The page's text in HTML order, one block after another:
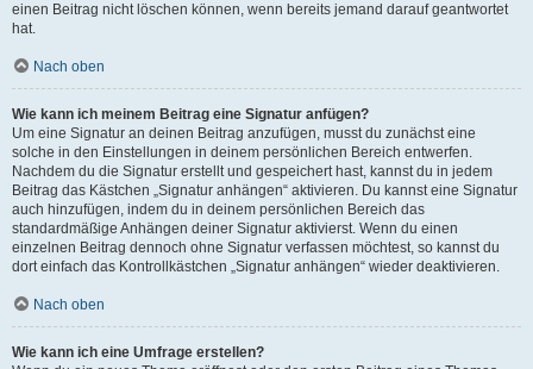
einen Beitrag nicht löschen können, wenn bereits jemand darauf geantwortet
hat.
Nach oben
Wie kann ich meinem Beitrag eine Signatur anfügen?
Um eine Signatur an deinen Beitrag anzufügen, musst du zunächst eine
solche in den Einstellungen in deinem persönlichen Bereich entwerfen.
Nachdem du die Signatur erstellt und gespeichert hast, kannst du in jedem
Beitrag das Kästchen „Signatur anhängen“ aktivieren. Du kannst eine Signatur
auch hinzufügen, indem du in deinem persönlichen Bereich das
standardmäßige Anhängen deiner Signatur aktivierst. Wenn du einen
einzelnen Beitrag dennoch ohne Signatur verfassen möchtest, so kannst du
dort einfach das Kontrollkästchen „Signatur anhängen“ wieder deaktivieren.
Nach oben
Wie kann ich eine Umfrage erstellen?